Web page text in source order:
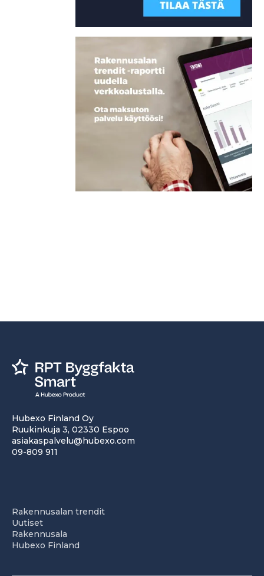
Hubexo Finland Oy
Ruukinkuja 3, 02330 Espoo
asiakaspalvelu@hubexo.com
09-809 911
Rakennusalan trendit
Uutiset
Rakennusala
Hubexo Finland